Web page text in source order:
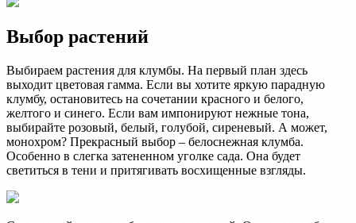
Выбор растений
Выбираем растения для клумбы. На первый план здесь
выходит цветовая гамма. Если вы хотите яркую парадную
клумбу, остановитесь на сочетании красного и белого,
желтого и синего. Если вам импонируют нежные тона,
выбирайте розовый, белый, голубой, сиреневый. А может,
монохром? Прекрасный выбор – белоснежная клумба.
Особенно в слегка затененном уголке сада. Она будет
светиться в тени и притягивать восхищенные взгляды.